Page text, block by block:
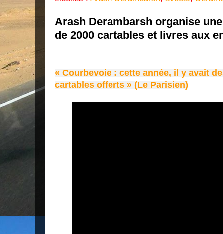
Arash Derambarsh organise
de 2000 cartables et livres aux
« Courbevoie : cette année, il y avait
cartables offerts » (Le Parisien)